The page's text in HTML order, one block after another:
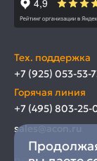
Тех. поддержка
+7 (925) 053-53-
Горячая линия
+7 (495) 803-25-
sales@acon.ru